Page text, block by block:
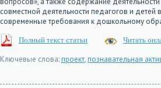
совместной деятельности педагогов и
современные требования к дошкольному
Полный текст статьи Читать
Ключевые слова:проект,познавательная